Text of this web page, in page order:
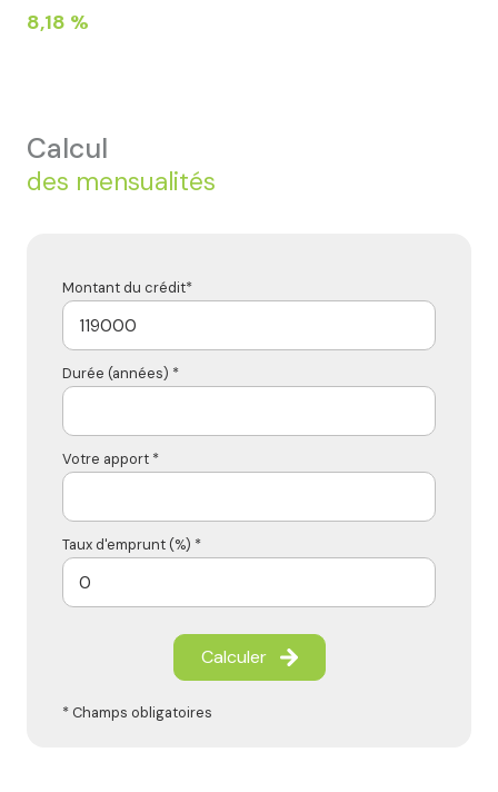
8,18 %
calcul
des mensualités
Montant du crédit*
Durée (années) *
Votre apport *
Taux d'emprunt (%) *
Calculer
* Champs obligatoires